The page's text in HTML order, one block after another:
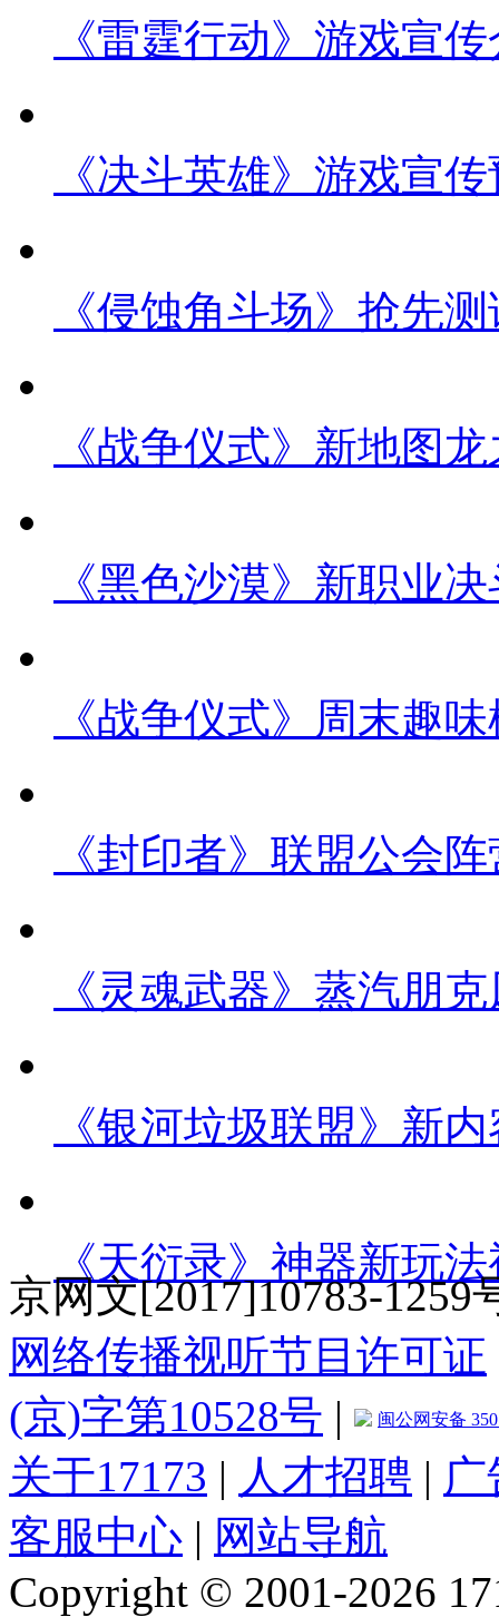
《雷霆行动》游戏宣
《决斗英雄》游戏宣
《侵蚀角斗场》抢先
《战争仪式》新地图
《黑色沙漠》新职业
《战争仪式》周末趣
《封印者》联盟公会
《灵魂武器》蒸汽朋
《银河垃圾联盟》新
《天衍录》神器新玩
京网文[2017]10783-1259
网络传播视听节目许可证
(京)字第10528号 | 闽公网安备
关于17173 | 人才招聘 |
客服中心 | 网站导航
Copyright © 2001-2026